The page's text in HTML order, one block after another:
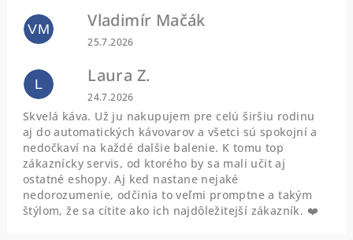
VM Vladimír Mačák
Hodnotenie obchodu je 5 z 5 hviezdičiek.
25.7.2026
L Laura Z.
Hodnotenie obchodu je 5 z 5 hviezdičiek.
24.7.2026
Skvelá káva. Už ju nakupujem pre celú širšiu rodinu
aj do automatických kávovarov a všetci sú spokojní a
nedočkaví na každé dalšie balenie. K tomu top
zákaznícky servis, od ktorého by sa mali učit aj
ostatné eshopy. Aj ked nastane nejaké
nedorozumenie, odčinia to veľmi promptne a takým
štýlom, že sa cítite ako ich najdôležitejší zákazník. ❤️